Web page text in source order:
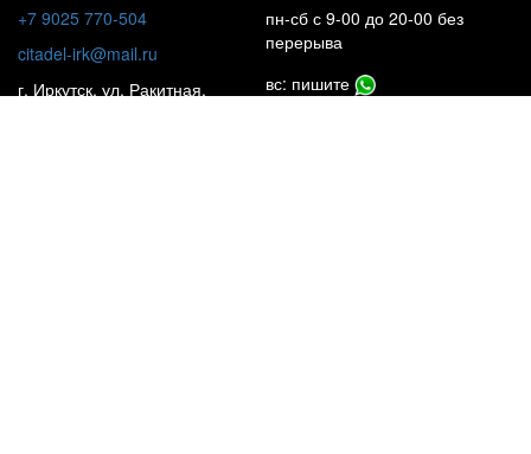
+7 9025 770-504
citadel-irk@mail.ru
г. Иркутск, ул. Ракитная,
пн-сб с 9-00 до 20-00 без
перерыва
вс: пишите